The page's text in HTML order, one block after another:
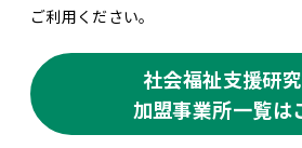
ご利用ください。
社会福祉支援研
加盟事業所一覧は